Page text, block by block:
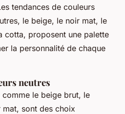
tendances de couleurs
le beige, le noir mat, le
cotta, proposent une palette
la personnalité de chaque
neutres
comme le beige brut, le
sont des choix